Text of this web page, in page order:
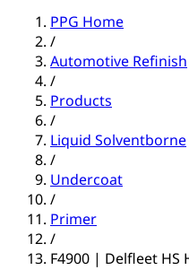
PPG Home
/
Automotive Refinish
/
Products
/
Liquid Solventborne
/
Undercoat
/
Primer
/
F4900 | Delfleet HS